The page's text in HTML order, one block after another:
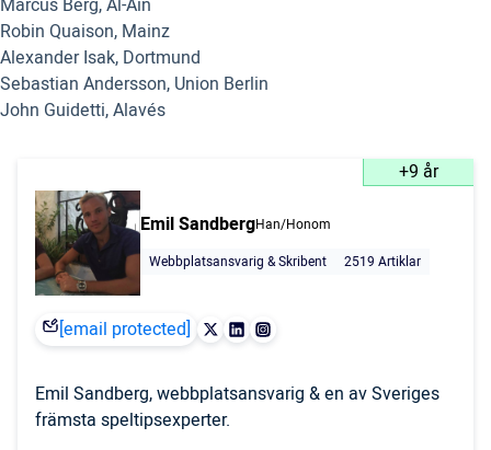
Marcus Berg, Al-Ain
Robin Quaison, Mainz
Alexander Isak, Dortmund
Sebastian Andersson, Union Berlin
John Guidetti, Alavés
+9 år
Emil SandbergHan/Honom
Webbplatsansvarig & Skribent
2519 Artiklar
[email protected]
Emil Sandberg, webbplatsansvarig & en av Sveriges
främsta speltipsexperter.